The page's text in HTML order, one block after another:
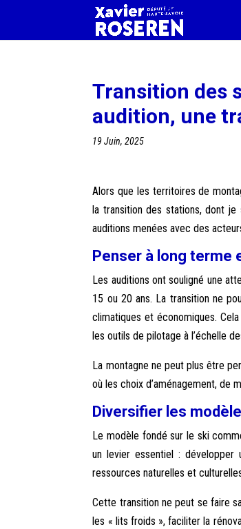
Transition des
audition, une
19 Juin, 2025
Alors que les territoires de
la transition des stations, dont
auditions menées avec des
Penser à long terme
Les auditions ont souligné une
15 ou 20 ans. La transition ne
climatiques et économiques.
les outils de pilotage à l’échelle
La montagne ne peut plus être
où les choix d’aménagement, de
Diversifier les
Le modèle fondé sur le ski
un levier essentiel : développer
ressources naturelles et
Cette transition ne peut se faire
les « lits froids », faciliter la